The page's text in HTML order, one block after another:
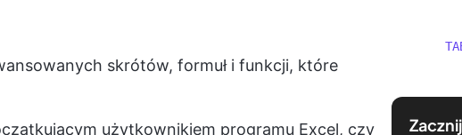
skrótów, formuł i funkcji, które
użytkownikiem programu Excel, czy